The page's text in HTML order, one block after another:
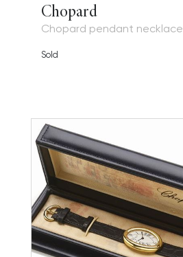
Chopard
Chopard pendant necklace
Sold